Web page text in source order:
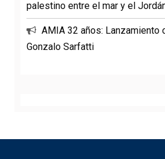
palestino entre el mar y el
AMIA 32 años: Lanzamiento
Gonzalo Sarfatti